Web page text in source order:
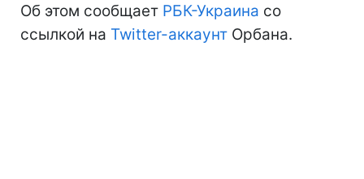
Об этом сообщает РБК-Украина со
ссылкой на Twitter-аккаунт Орбана.